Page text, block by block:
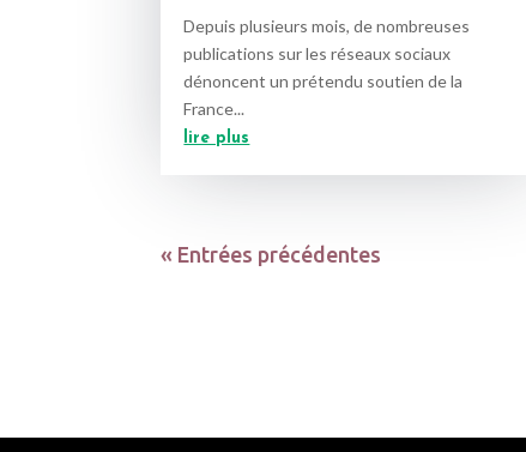
Depuis plusieurs mois, de nombreuses
publications sur les réseaux sociaux
dénoncent un prétendu soutien de la
France...
lire plus
« Entrées précédentes